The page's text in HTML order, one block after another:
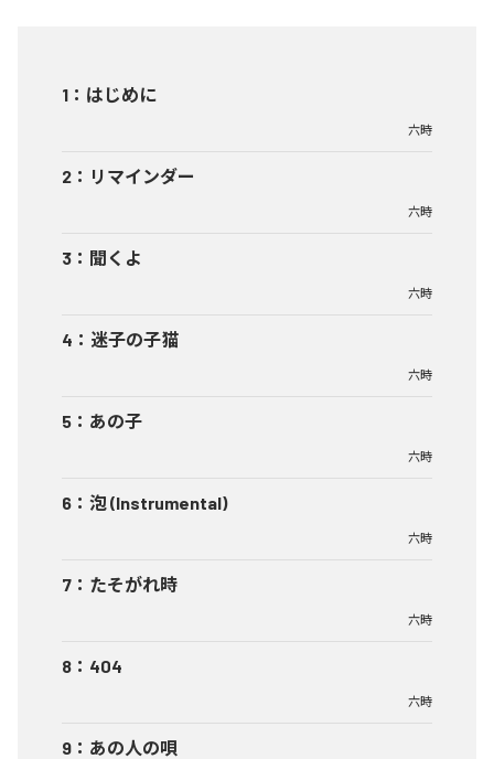
1 ： はじめに
六時
2 ： リマインダー
六時
3 ： 聞くよ
六時
4 ： 迷子の子猫
六時
5 ： あの子
六時
6 ： 泡 (Instrumental)
六時
7 ： たそがれ時
六時
8 ： 404
六時
9 ： あの人の唄